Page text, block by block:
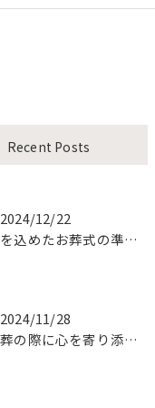
Recent Posts
2024/12/22
心を込めたお葬式の準備と終活
2024/11/28
火葬の際に心を寄り添わせる方法